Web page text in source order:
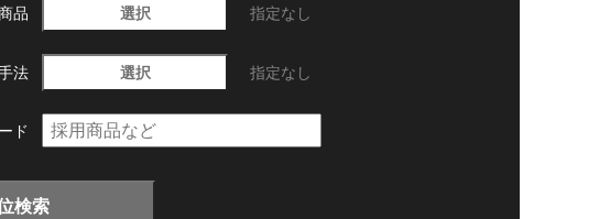
品 選択 指定なし
法 選択 指定なし
ド
検索